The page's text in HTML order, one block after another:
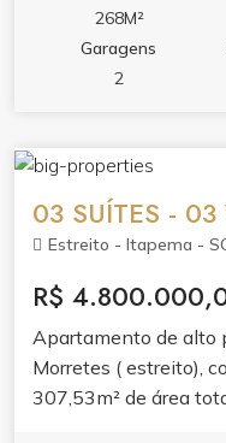
churrasqueira e
para receber. A
apartamento bem
academia, salão de
jogos e
rotina em experiência.
268M²
Garagens
2
03 SUÍTES - 03
Estreito - Itapema -
R$
Apartamento de alto
Morretes ( estreito),
307,53m² de área